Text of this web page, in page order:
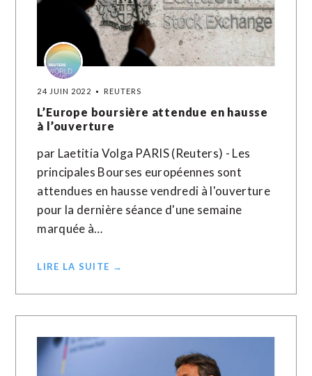
24 JUIN 2022 REUTERS
L’Europe boursière attendue en hausse
à l’ouverture
par Laetitia Volga PARIS (Reuters) - Les
principales Bourses européennes sont
attendues en hausse vendredi à l'ouverture
pour la dernière séance d'une semaine
marquée à…
LIRE LA SUITE →